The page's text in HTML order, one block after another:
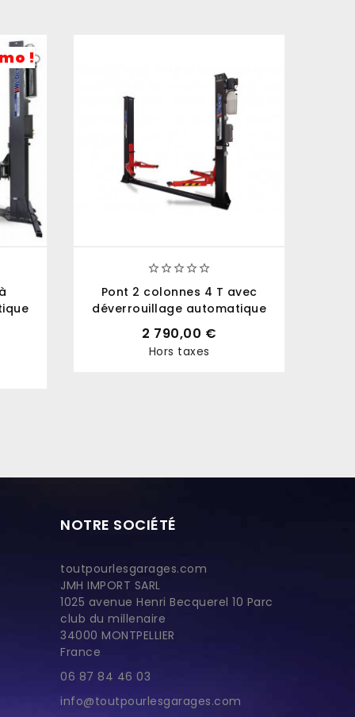
!

Pont 2 colonnes 4 T avec
déverrouillage automatique
2 790,00 €
Hors taxes
NOTRE SOCIÉTÉ
toutpourlesgarages.com
JMH IMPORT SARL
1025 avenue Henri Becquerel 10 Parc
club du millenaire
34000 MONTPELLIER
France
06 87 84 46 03
info@toutpourlesgarages.com